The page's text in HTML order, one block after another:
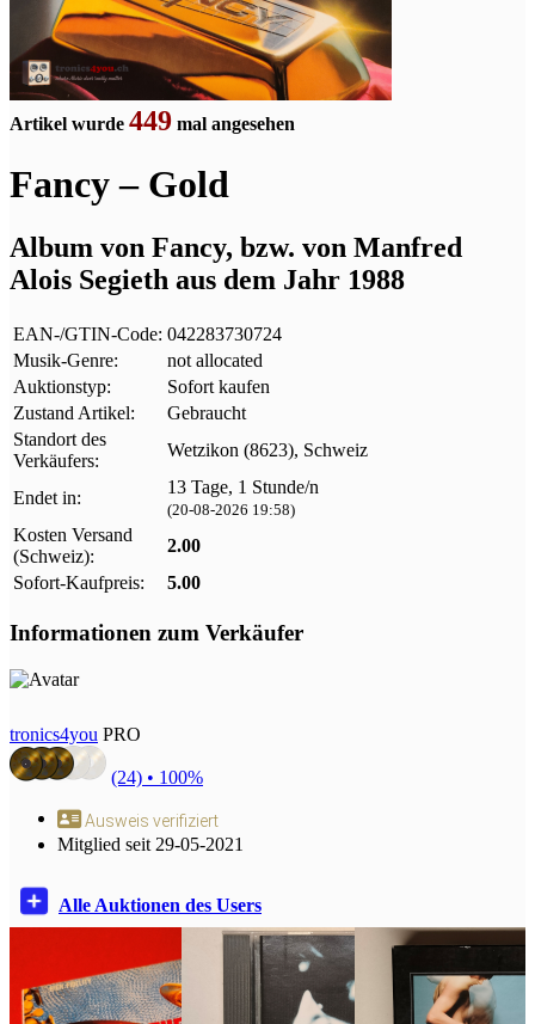
Artikel wurde 449 mal angesehen
Fancy – Gold
Album von Fancy, bzw. von Manfred
Alois Segieth aus dem Jahr 1988
EAN-/GTIN-Code: 042283730724
Musik-Genre:
not allocated
Auktionstyp:
Sofort kaufen
Zustand Artikel:
Gebraucht
Standort des
Verkäufers:
Wetzikon (8623), Schweiz
Endet in:
13 Tage, 1 Stunde/n
(20-08-2026 19:58)
Kosten Versand
(Schweiz):
2.00
Sofort-Kaufpreis:
5.00
Informationen zum Verkäufer
tronics4you PRO
(24) • 100%
Ausweis verifiziert
Mitglied seit 29-05-2021
Alle Auktionen des Users